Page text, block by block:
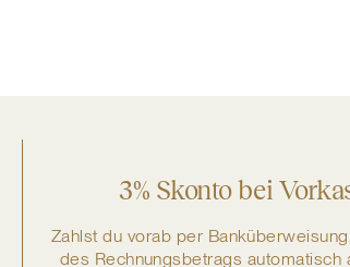
3% Skonto bei
Zahlst du vorab per
des Rechnungsbetrags automatisch